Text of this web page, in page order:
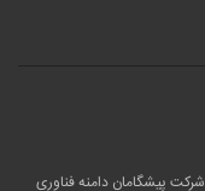
شرکت پیشگامان دامنه فناوری